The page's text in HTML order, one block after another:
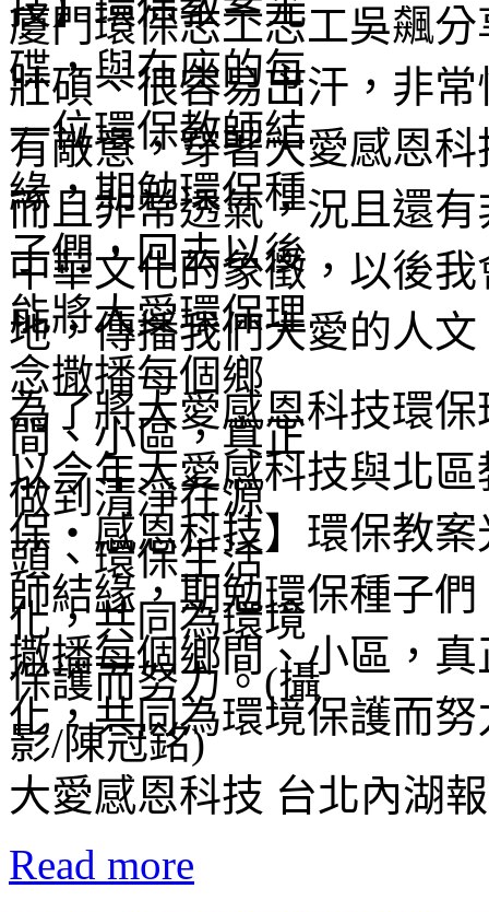
廈門環保志工志工吳飆
壯碩、很容易出汗，非
有敵意，穿著大愛感恩
而且非常透氣，況且還
中華文化的象徵，以後
地，傳播我們大愛的人文
為了將大愛感恩科技環
以今年大愛感科技與北
保‧感恩科技】環保教案
師結緣，期勉環保種子
撒播每個鄉間、小區，
化，共同為環境保護而努
大愛感恩科技 台北內湖
Read more